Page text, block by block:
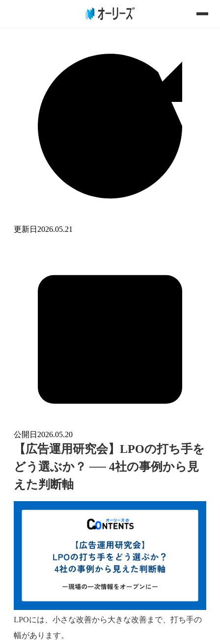
更新日 2026.05.21
公開日 2026.05.20
【広告運用研究会】LPOの打ち手を
どう選ぶか？ ── 4社の事例から見
えた判断軸
LPOには、小さな改善から大きな改善まで、打ち手の
幅があります。